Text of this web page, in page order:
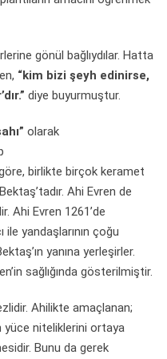
gönül bağlıydılar. Hatta
“kim bizi şeyh edinirse,
diye buyurmuştur.
olarak
birlikte birçok keramet
Ahi Evren de
Ahi Evren 1261’de
yandaşlarının çoğu
yanına yerleşirler.
sağlığında gösterilmiştir.
Ahilikte amaçlanan;
yüce niteliklerini ortaya
Bunu da gerek